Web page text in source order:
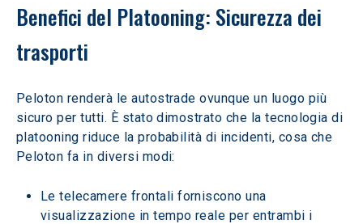
Benefici del Platooning: Sicurezza dei
trasporti
Peloton renderà le autostrade ovunque un luogo più
sicuro per tutti. È stato dimostrato che la tecnologia di
platooning riduce la probabilità di incidenti, cosa che
Peloton fa in diversi modi:
Le telecamere frontali forniscono una
visualizzazione in tempo reale per entrambi i